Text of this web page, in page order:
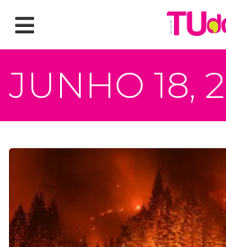
JUNHO 18,